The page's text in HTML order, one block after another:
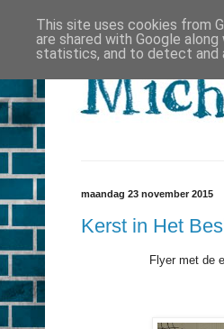
maandag 23 november 2015
Kerst in Het
Flyer met de
This site uses cookies from
are shared with Google
statistics, and to detect and